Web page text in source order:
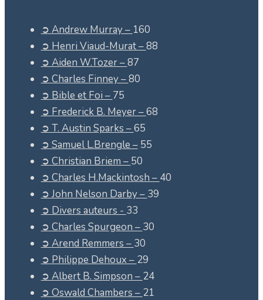
➲ Andrew Murray – 160
➲ Henri Viaud-Murat –88
➲ Aiden W.Tozer –87
➲ Charles Finney –80
➲ Bible et Foi – 75
➲ Frederick B. Meyer –68
➲ T. Austin Sparks –65
➲ Samuel L.Brengle – 55
➲ Christian Briem – 50
➲ Charles H.Mackintosh – 40
➲ John Nelson Darby – 39
➲ Divers auteurs - 33
➲ Charles Spurgeon – 30
➲ Arend Remmers – 30
➲ Philippe Dehoux – 29
➲ Albert B. Simpson – 24
➲ Oswald Chambers – 21